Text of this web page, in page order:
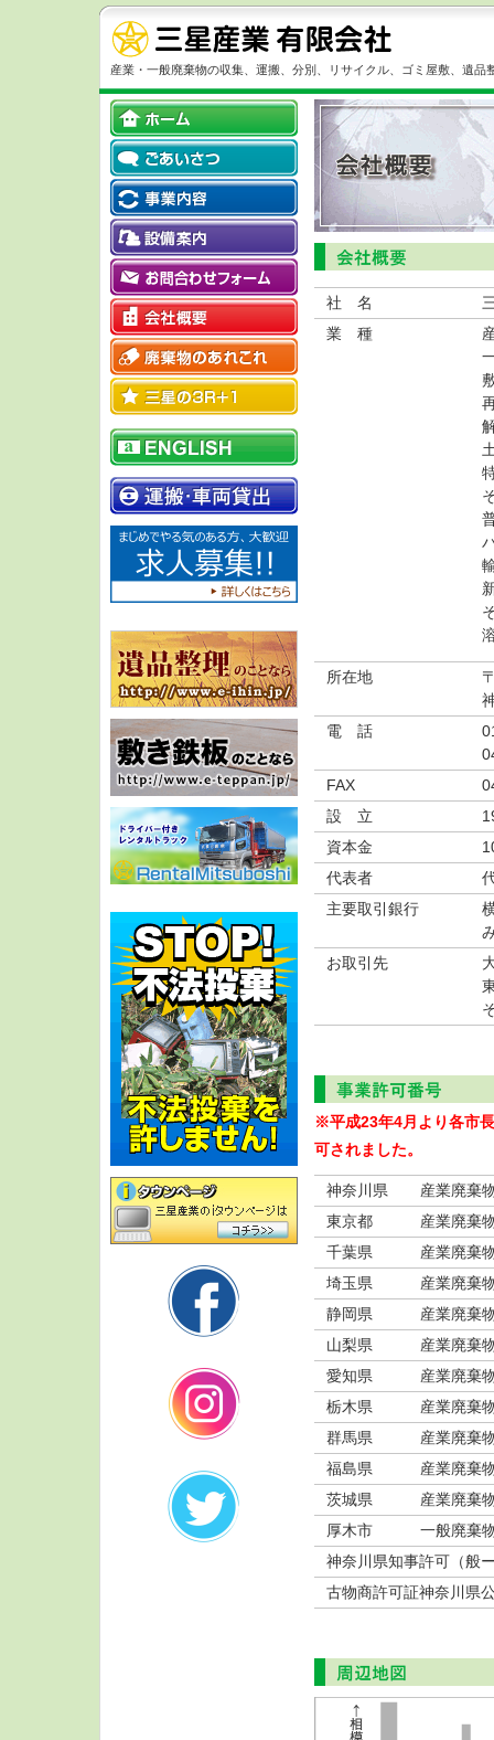
産業・一般廃棄物の収集、運搬、分別、リサイクル、ゴミ屋敷、遺品
社 名
業 種
所在地
電 話
FAX
設 立
資本金
代表者
主要取引銀行
お取引先
※平成23年4月より各市
可されました。
神奈川県
産業廃棄
東京都
産業廃棄
千葉県
産業廃棄
埼玉県
産業廃棄
静岡県
産業廃棄
山梨県
産業廃棄
愛知県
産業廃棄
栃木県
産業廃棄
群馬県
産業廃棄
福島県
産業廃棄
茨城県
産業廃棄
厚木市
一般廃棄
神奈川県知事許可（般
古物商許可証神奈川県